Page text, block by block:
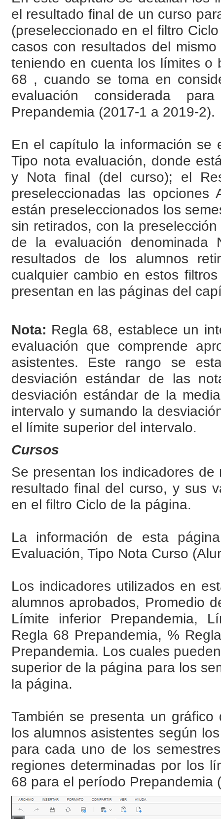
el resultado final de un curso
(preseleccionado en el filtro
casos con resultados del
teniendo en cuenta los límites o
68 , cuando se toma en
evaluación considerada
Prepandemia (2017-1 a 2019-2).
En el capítulo la información se
Tipo nota evaluación, donde
y Nota final (del curso); el
preseleccionadas las
están preseleccionados los
sin retirados, con la
de la evaluación
resultados de los alumnos
cualquier cambio en estos
presentan en las páginas del
Nota: Regla 68, establece un
evaluación que comprende
asistentes. Este rango se
desviación estándar de las
desviación estándar de la
intervalo y sumando la
el límite superior del intervalo.
Cursos
Se presentan los indicadores
resultado final del curso, y sus
en el filtro Ciclo de la página.
La información de esta
Evaluación, Tipo Nota Curso
Los indicadores utilizados en
alumnos aprobados, Promedio
Límite inferior Prepandemia,
Regla 68 Prepandemia, %
Prepandemia. Los cuales
superior de la página para los
la página.
También se presenta un
los alumnos asistentes según
para cada uno de los
regiones determinadas por los
68 para el período Prepandemia